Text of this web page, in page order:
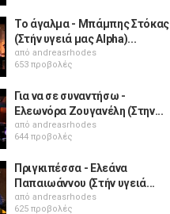
Το άγαλμα - Μπάμπης Στόκας
(Στήν υγειά μας Alpha)...
από andreasrhodes
653 προβολές
Για να σε συναντήσω -
Ελεωνόρα Ζουγανέλη (Στην...
από andreasrhodes
644 προβολές
Πριγκιπέσσα - Ελεάνα
Παπαιωάννου (Στήν υγειά...
από andreasrhodes
625 προβολές